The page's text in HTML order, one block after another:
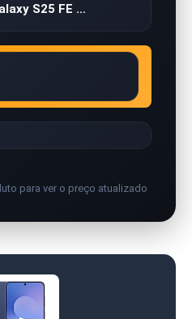
S25 FE …
para ver o preço atualizado